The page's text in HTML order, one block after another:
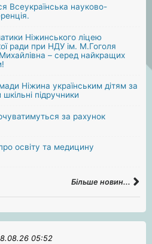
Всеукраїнська науково-
Ніжинського ліцею
ради при НДУ ім. М.Гоголя
– серед найкращих
Ніжина українським дітям за
підручники
за рахунок
освіту та медицину
Більше новин...
05:52